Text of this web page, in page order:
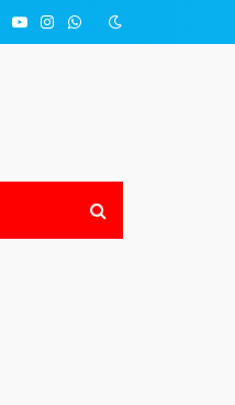
YouTubeInstagram
WhatsApp